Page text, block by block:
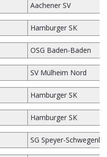
Aachener SV
Hamburger SK
OSG Baden-Baden
SV Mülheim Nord
Hamburger SK
Hamburger SK
SG Speyer-